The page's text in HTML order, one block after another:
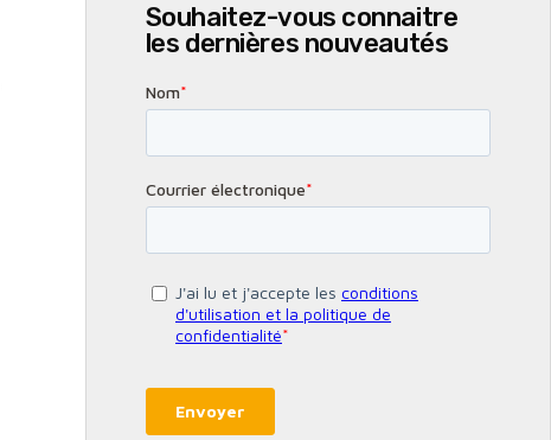
Souhaitez-vous connaitre
les dernières nouveautés